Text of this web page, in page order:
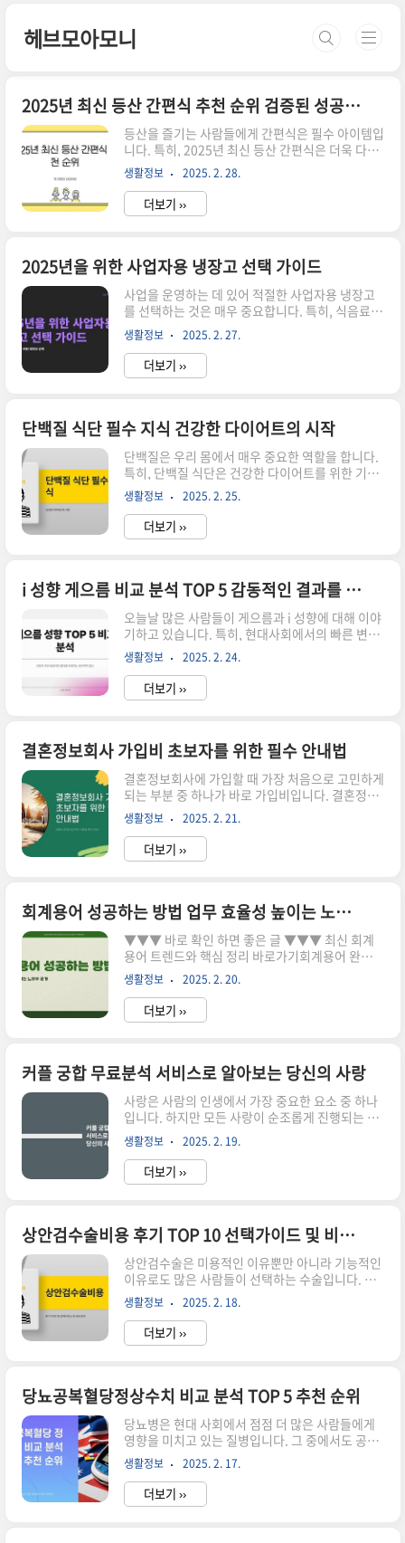
헤브모아모니
2025년 최신 등산 간편식 추천 순위 검증된 성공비법 포함
등산을 즐기는 사람들에게 간편식은 필수 아이템입
니다. 특히, 2025년 최신 등산 간편식은 더욱 다양
하고 맛있는 선택지를 제공하고 있습니다. 이번 포
스트에서는 등산 간편식의 중요성과 추천 제품을
자세히 살펴보겠습니다. 등산을 떠나기 전, 어떤 간
편식이 나에게 적합한지 고민하는 분들에게 유익한
사년 성공하는 방법 바로가기2025년을 위한 신혼
부부 디딤돌대출 필수 가이드 바로가기2025년을
위한 신기술 도입 성능 최고의 곰팡이제거제로 실
크벽지 곰팡이 제거하기 바로가기등산 간편식의 중
요성 등산을 할 때, 체력을 유지하는 것이 무엇보
다 중요합니다. 등산 간편식은 높은 에너지 밀도와
..
생활정보 2025. 2. 28.
더보기 ››
2025년을 위한 사업자용 냉장고 선택 가이드
사업을 운영하는 데 있어 적절한 사업자용 냉장고
를 선택하는 것은 매우 중요합니다. 특히, 식음료업
체나 유통업체에서 신선도를 유지하기 위해서는 냉
장고의 성능이 필수적입니다. 2025년을 대비하여
어떤 냉장고를 선택해야 하는지에 대한 가이드를
제공하겠습니다. 다양한 종류와 기능을 고려하여
위한 1일 단백질 섭취량 비교 분석 및 추천 순위 바
로가기2025년을 위한 아이폰 안전안내문자 진동
설정 가이드 바로가기2025년을 위한 ISA 중계형
소액 전문가의 추천 TOP 5 바로가기사업자용 냉장
고의 중요성 사업자용 냉장고는 단순히 제품을 보
관하는 역할을 넘어섭니다. 고객에게 최상의 품질
을..
생활정보 2025. 2. 27.
더보기 ››
단백질 식단 필수 지식 건강한 다이어트의 시작
단백질은 우리 몸에서 매우 중요한 역할을 합니다.
특히, 단백질 식단은 건강한 다이어트를 위한 기본
요소로 여겨집니다. 단백질은 근육을 형성하고 유
지하는 데 필수적이며, 신진대사를 촉진하고 포만
감을 주는 데도 큰 기여를 합니다. 따라서, 단백질
섭취를 적절히 조절하는 것이 필요합니다. 이 글에
글 ▼▼▼ 단백질 트리트 먼트 비법 공개 바로가기
단백질 헤어팩 10분 만에 변신하는 법 바로가기단
백질그릭요거트로 몸짱 만들기 바로가기단백질의
중요성 단백질은 인체의 세포와 조직을 구성하는
주된 성분입니다. 특히, 단백질은 면역 체계, 호르
몬, 효소의 생성에 필수적입니다. 더 나아가, 단백
질은..
생활정보 2025. 2. 25.
더보기 ››
i 성향 게으름 비교 분석 TOP 5 감동적인 결과를 보장하는 전문가 추천
오늘날 많은 사람들이 게으름과 i 성향에 대해 이야
기하고 있습니다. 특히, 현대사회에서의 빠른 변화
속에서 자신의 성향을 이해하는 것은 매우 중요합
니다. 이 글에서는 i 성향 게으름에 대한 비교 분석
을 통해, 감동적인 결과를 보장하는 전문가 추천을
소개하겠습니다. 게으름은 단순한 나태함이 아니
도움이 되기를 바랍니다. ▼▼▼ 바로 확인 하면 좋
은 글 ▼▼▼ 게으른 완벽주의자 MBTI 완벽 분석
가이드 모든 것을 알려드립니다 바로가기성격유형
Big Five로 관계 개선하기 바로가기ISA 중계형 소
액 후기 모음 바로가기i 성향의 이해 i 성향은 인간
의 성격 유형 중 하나로, 주로 외향적..
생활정보 2025. 2. 24.
더보기 ››
결혼정보회사 가입비 초보자를 위한 필수 안내법
결혼정보회사에 가입할 때 가장 처음으로 고민하게
되는 부분 중 하나가 바로 가입비입니다. 결혼정보
회사의 가입비는 회사마다 다르며, 서비스의 내용
과 품질에 따라 차이가 있습니다. 일반적으로 가입
비는 초기 비용으로, 고객이 제공받을 서비스의 수
준에 따라 변동할 수 있습니다. 예를 들어, 일부 회
비가 높은 경우 서비스의 질이 높을 수 있으므로, 신
중한 선택이 필요합니다. ▼▼▼ 바로 확인 하면 좋
은 글 ▼▼▼ 신상 정보 결혼정보회사순위 업데이
트 2025 바로가기결혼정보회사 전문가의 비밀 털
기 신혼부부를 위한 완벽 가이드 바로가기결혼정보
회사 가입비 신속 환불 정책으로 안심하세요 바로
가기결혼정보회..
생활정보 2025. 2. 21.
더보기 ››
회계용어 성공하는 방법 업무 효율성 높이는 노하우 공개
▼▼▼ 바로 확인 하면 좋은 글 ▼▼▼ 최신 회계
용어 트렌드와 핵심 정리 바로가기회계용어 완벽
가이드 모든 것을 알아보세요 바로가기회계용어 선
택 가이드 전문가의 추천과 비교분석 바로가기회계
용어의 중요성 이해하기 회계용어는 기업의 재무
상태와 경영 성과를 이해하는 데 필수적인 요소입
못하면 중요한 결정을 내리는 데 차질이 발생할 수
있습니다. 따라서 회계용어의 정확한 이해는 경영
진, 회계 담당자 뿐만 아니라 모든 직원에게도 중요
합니다. 회계용어를 익히면 업무 효율성을 높이고
의사결정 능력을 향상시킬 수 있습니다.회계용어
를 배우는 방법으로는 다양한 자료를 참고하거나
온라인 강의를 듣는 것이 있습..
생활정보 2025. 2. 20.
더보기 ››
커플 궁합 무료분석 서비스로 알아보는 당신의 사랑
사랑은 사람의 인생에서 가장 중요한 요소 중 하나
입니다. 하지만 모든 사랑이 순조롭게 진행되는 것
은 아닙니다. 서로의 성격, 취향, 가치관이 맞지 않
으면 갈등이 생길 수 있습니다. 이러한 문제를 해결
하기 위해, 커플 궁합 무료 분석 서비스가 큰 도움이
될 수 있습니다. 이 서비스는 당신과 파트너의 궁합
은 글 ▼▼▼ 성격유형으로 내 커플의 궁합 체크해
봐 바로가기커플 밸런스게임 질문 바로가기커플 밸
런스게임 질문으로 오늘부터 즐기자 바로가기커플
궁합 분석의 중요성 커플 궁합 분석은 단순한 재
미를 넘어, 실제로 관계를 개선하는 데 많은 도움을
줄 수 있습니다. 서로 다른 성격을 가진..
생활정보 2025. 2. 19.
더보기 ››
상안검수술비용 후기 TOP 10 선택가이드 및 비교 분석
상안검수술은 미용적인 이유뿐만 아니라 기능적인
이유로도 많은 사람들이 선택하는 수술입니다. 하
지만 이 수술의 비용은 병원별로 다르고, 수술의 종
류와 난이도에 따라 달라질 수 있습니다. 이번 포스
팅에서는 상안검수술비용에 대한 다양한 정보를 제
공하고, 후기를 통해 선택 가이드를 제시하며, 비교
▼▼▼ 상안검수술비용의 기본 개념 상안검수술
비용은 여러 요소에 의해 결정됩니다. 일반적으로
수술의 종류, 병원의 위치, 의사의 경력, 그리고 수
술 후 관리 등이 영향을 미칩니다. 특히, 수술의 난
이도와 병원의 명성은 비용에 큰 영향을 미칠 수 있
습니다.대부분의 경우, 상안검수술비용은 300만
원에서 80..
생활정보 2025. 2. 18.
더보기 ››
당뇨공복혈당정상수치 비교 분석 TOP 5 추천 순위
당뇨병은 현대 사회에서 점점 더 많은 사람들에게
영향을 미치고 있는 질병입니다. 그 중에서도 공복
혈당 정상수치는 당뇨 관리에 있어 중요한 지표 중
하나입니다. 이 글에서는 공복혈당 정상 수치에 대
한 정의와 중요성을 설명하고, 한국에서 추천하는
TOP 5 검사를 분석하여 각 검사에 대한 특징과 장
생활정보 2025. 2. 17.
더보기 ››